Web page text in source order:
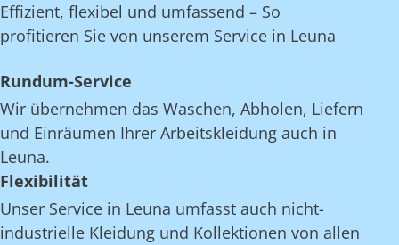
Effizient, flexibel und umfassend – So
profitieren Sie von unserem Service in Leuna
Rundum-Service
Wir übernehmen das Waschen, Abholen, Liefern
und Einräumen Ihrer Arbeitskleidung auch in
Leuna.
Flexibilität
Unser Service in Leuna umfasst auch nicht-
industrielle Kleidung und Kollektionen von allen